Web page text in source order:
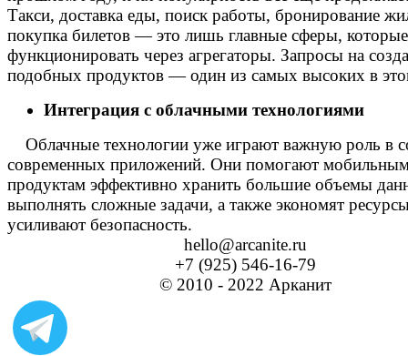
Такси, доставка еды, поиск работы, бронирование
покупка билетов — это лишь главные сферы, которые
функционировать через агрегаторы. Запросы на
подобных продуктов — один из самых высоких в
Интеграция с облачными технологиями
Облачные технологии уже играют важную роль в
современных приложений. Они помогают
продуктам эффективно хранить большие объемы
выполнять сложные задачи, а также экономят
усиливают безопасность.
hello@arcanite.ru
+7 (925) 546-16-79
© 2010 - 2022 Арканит